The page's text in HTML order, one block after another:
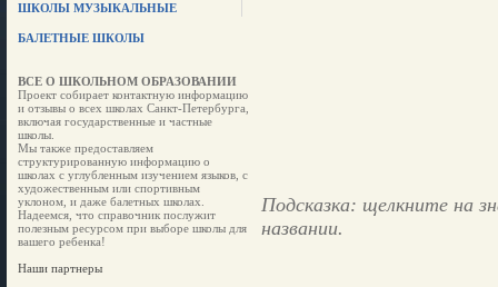
ШКОЛЫ МУЗЫКАЛЬНЫЕ
БАЛЕТНЫЕ ШКОЛЫ
ВСЕ О ШКОЛЬНОМ ОБРАЗОВАНИИ
Проект собирает контактную информацию
и отзывы о всех школах Санкт-Петербурга,
включая государственные и частные
школы.
Мы также предоставляем
структурированную информацию о
школах с углубленным изучением языков, с
художественным или спортивным
уклоном, и даже балетных школах.
Надеемся, что справочник послужит
полезным ресурсом при выборе школы для
вашего ребенка!
Наши партнеры
Подсказка: щелкните на
названии.